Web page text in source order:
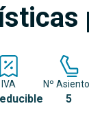
IVA Nº
5